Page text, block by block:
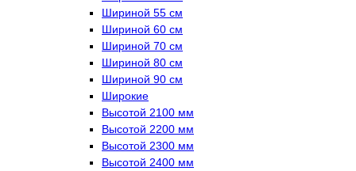
Шириной 55 см
Шириной 60 см
Шириной 70 см
Шириной 80 см
Шириной 90 см
Широкие
Высотой 2100 мм
Высотой 2200 мм
Высотой 2300 мм
Высотой 2400 мм